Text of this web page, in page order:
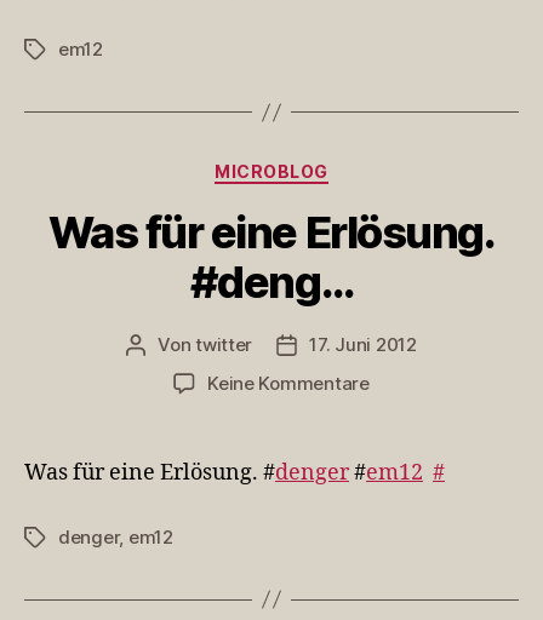
Schlagwörter
em12
Kategorien
MICROBLOG
Was für eine Erlösung.
#deng…
Beitragsautor
Vontwitter Veröffentlichungsdatum
17. Juni 2012
Keine Kommentarezu
eine
Erlösung.
Was für eine Erlösung. #denger#em12 #
Schlagwörter
denger, em12